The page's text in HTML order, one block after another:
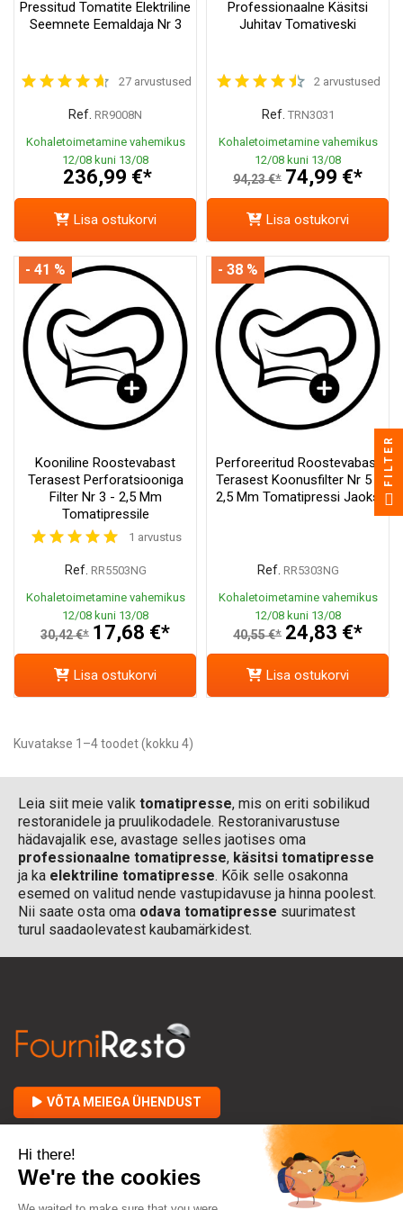
Pressitud Tomatite Elektriline
Seemnete Eemaldaja Nr 3
27 arvustused
Ref. RR9008N
Kohaletoimetamine vahemikus
12/08 kuni 13/08
236,99 €*
Lisa ostukorvi
Professionaalne Käsitsi
Juhitav Tomativeski
2 arvustused
Ref. TRN3031
Kohaletoimetamine vahemikus
12/08 kuni 13/08
94,23 €* 74,99 €*
Lisa ostukorvi
Kooniline Roostevabast
Terasest Perforatsiooniga
Filter Nr 3 - 2,5 Mm
Tomatipressile
1 arvustus
Ref. RR5503NG
Kohaletoimetamine vahemikus
12/08 kuni 13/08
30,42 €* 17,68 €*
- 41 %
Lisa ostukorvi
Perforeeritud Roostevabast
Terasest Koonusfilter Nr 5 -
2,5 Mm Tomatipressi Jaoks
Ref. RR5303NG
Kohaletoimetamine vahemikus
12/08 kuni 13/08
40,55 €* 24,83 €*
- 38 %
Lisa ostukorvi
Kuvatakse 1–4 toodet (kokku 4)
Leia siit meie valik tomatipresse, mis on eriti sobilikud
restoranidele ja pruulikodadele. Restoranivarustuse
hädavajalik ese, avastage selles jaotises oma
professionaalne tomatipresse, käsitsi tomatipresse
ja ka elektriline tomatipresse. Kõik selle osakonna
esemed on valitud nende vastupidavuse ja hinna poolest.
Nii saate osta oma odava tomatipresse suurimatest
turul saadaolevatest kaubamärkidest.
VÕTA MEIEGA ÜHENDUST
FOURNIRESTO KOHTA 
FILTER